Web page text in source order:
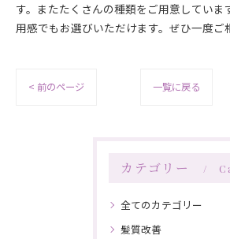
す。またたくさんの種類をご用意していま
用感でもお選びいただけます。ぜひ一度ご
< 前のページ 一覧に戻る
カテゴリー
全てのカテゴリー
髪質改善